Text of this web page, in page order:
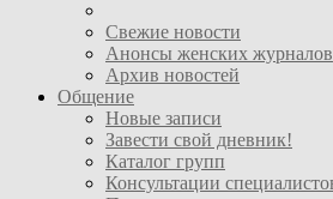
Свежие новости
Анонсы женских журналов
Архив новостей
Общение
Новые записи
Завести свой дневник!
Каталог групп
Консультации